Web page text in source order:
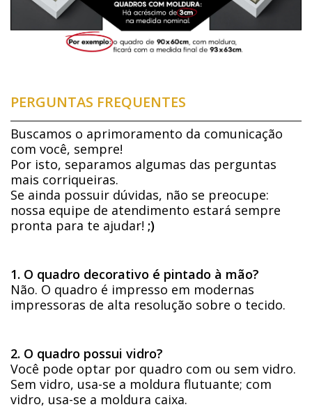
PERGUNTAS FREQUENTES
Buscamos o aprimoramento da comunicação
com você, sempre!
Por isto, separamos algumas das perguntas
mais corriqueiras.
Se ainda possuir dúvidas, não se preocupe:
nossa equipe de atendimento estará sempre
pronta para te ajudar! ;)
1. O quadro decorativo é pintado à mão?
Não. O quadro é impresso em modernas
impressoras de alta resolução sobre o tecido.
2. O quadro possui vidro?
Você pode optar por quadro com ou sem vidro.
Sem vidro, usa-se a moldura flutuante; com
vidro, usa-se a moldura caixa.